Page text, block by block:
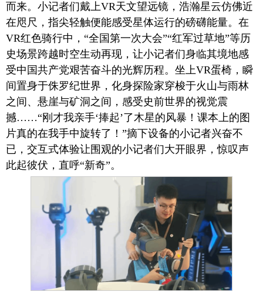
而来。小记者们戴上VR天文望远镜，浩瀚星云仿佛近
在咫尺，指尖轻触便能感受星体运行的磅礴能量。在
VR红色骑行中，“全国第一次大会”“红军过草地”等历
史场景跨越时空生动再现，让小记者们身临其境地感
受中国共产党艰苦奋斗的光辉历程。坐上VR蛋椅，瞬
间置身于侏罗纪世界，化身探险家穿梭于火山与雨林
之间、悬崖与矿洞之间，感受史前世界的视觉震
撼……“刚才我亲手‘捧起’了木星的风暴！课本上的图
片真的在我手中旋转了！”摘下设备的小记者兴奋不
已，交互式体验让围观的小记者们大开眼界，惊叹声
此起彼伏，直呼“新奇”。